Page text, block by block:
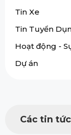
Tin Xe
Tin Tuyển
Hoạt động -
Dự án
Các tin